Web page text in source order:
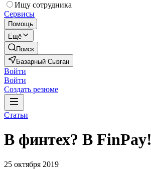
Ищу сотрудника
Сервисы
Помощь
Ещё
Поиск
Базарный Сызган
Войти
Войти
Создать резюме
Статьи
В финтех? В FinPay!
25 октября 2019